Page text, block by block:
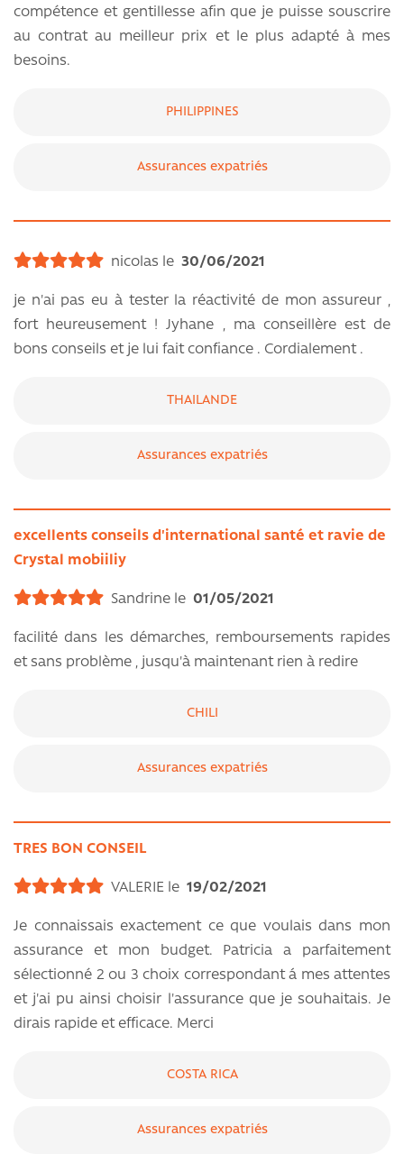
compétence et gentillesse afin que je puisse souscrire
au contrat au meilleur prix et le plus adapté à mes
besoins.
PHILIPPINES
Assurances expatriés
nicolas le 30/06/2021
je n'ai pas eu à tester la réactivité de mon assureur ,
fort heureusement ! Jyhane , ma conseillère est de
bons conseils et je lui fait confiance . Cordialement .
THAILANDE
Assurances expatriés
excellents conseils d'international santé et ravie de
Crystal mobiiliy
Sandrine le 01/05/2021
facilité dans les démarches, remboursements rapides
et sans problème , jusqu'à maintenant rien à redire
CHILI
Assurances expatriés
TRES BON CONSEIL
VALERIE le 19/02/2021
Je connaissais exactement ce que voulais dans mon
assurance et mon budget. Patricia a parfaitement
sélectionné 2 ou 3 choix correspondant á mes attentes
et j'ai pu ainsi choisir l'assurance que je souhaitais. Je
dirais rapide et efficace. Merci
COSTA RICA
Assurances expatriés